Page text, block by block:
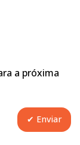
a próxima